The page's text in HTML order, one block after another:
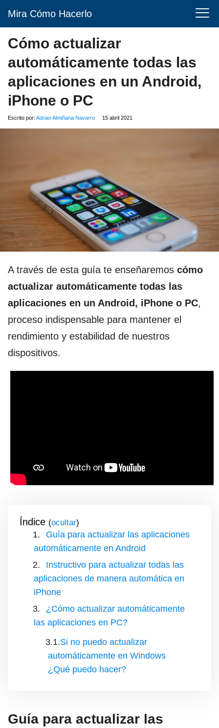
Mira Cómo Hacerlo
Cómo actualizar
automáticamente todas las
aplicaciones en un Android,
iPhone o PC
Escrito por: Adrian Almiñana Navarro 15 abril 2021
A través de esta guía te enseñaremos cómo
actualizar automáticamente todas las
aplicaciones en un Android, iPhone o PC,
proceso indispensable para mantener el
rendimiento y estabilidad de nuestros
dispositivos.
Índice ( )
Guía para actualizar las aplicaciones
automáticamente en Android
Instructivo para actualizar todas las
aplicaciones de manera automática en
iPhone
¿Cómo actualizar automáticamente
las aplicaciones en PC?
Si no puedo actualizar
automáticamente en Windows
¿Qué puedo hacer?
Guía para actualizar las